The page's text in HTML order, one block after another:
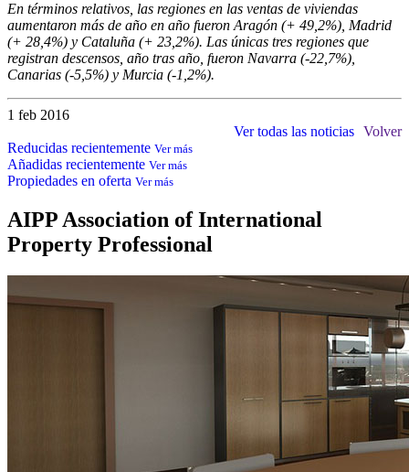
En términos relativos, las regiones en las ventas de viviendas
aumentaron más de año en año fueron Aragón (+ 49,2%), Madrid
(+ 28,4%) y Cataluña (+ 23,2%). Las únicas tres regiones que
registran descensos, año tras año, fueron Navarra (-22,7%),
Canarias (-5,5%) y Murcia (-1,2%).
1 feb 2016
Volver
Ver todas las noticias
Reducidas recientemente Ver más
Añadidas recientemente Ver más
Propiedades en oferta Ver más
AIPP Association of International
Property Professional